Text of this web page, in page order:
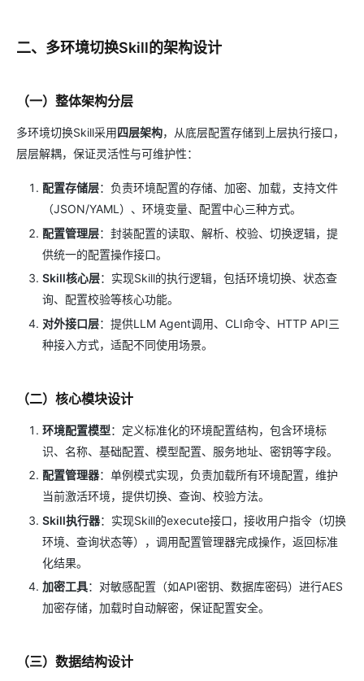
二、多环境切换Skill的架构设计
（一）整体架构分层
多环境切换Skill采用四层架构，从底层配置存储到上层执行接口，
层层解耦，保证灵活性与可维护性：
配置存储层：负责环境配置的存储、加密、加载，支持文件
（JSON/YAML）、环境变量、配置中心三种方式。
配置管理层：封装配置的读取、解析、校验、切换逻辑，提
供统一的配置操作接口。
Skill核心层：实现Skill的执行逻辑，包括环境切换、状态查
询、配置校验等核心功能。
对外接口层：提供LLM Agent调用、CLI命令、HTTP API三
种接入方式，适配不同使用场景。
（二）核心模块设计
环境配置模型：定义标准化的环境配置结构，包含环境标
识、名称、基础配置、模型配置、服务地址、密钥等字段。
配置管理器：单例模式实现，负责加载所有环境配置，维护
当前激活环境，提供切换、查询、校验方法。
Skill执行器：实现Skill的execute接口，接收用户指令（切换
环境、查询状态等），调用配置管理器完成操作，返回标准
化结果。
加密工具：对敏感配置（如API密钥、数据库密码）进行AES
加密存储，加载时自动解密，保证配置安全。
（三）数据结构设计